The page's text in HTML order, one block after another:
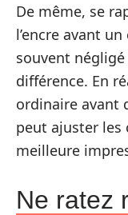
De même, se
l’encre avant
souvent
différence. En
ordinaire avant
peut ajuster les
meilleure
Ne ratez